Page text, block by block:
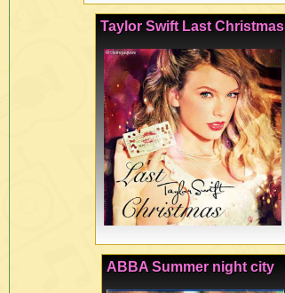
Taylor Swift Last Christmas
ABBA Summer night city